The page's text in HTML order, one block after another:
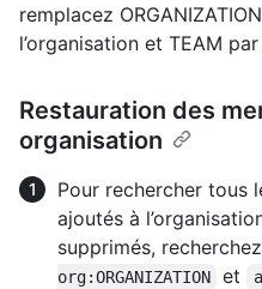
remplacez
l’organisation et TEAM
Restauration des
organisation
Pour rechercher tous
ajoutés à
supprimés, recherchez
org:ORGANIZATION
et